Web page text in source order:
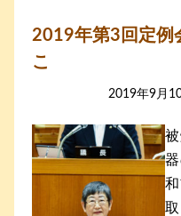
2019年第3回定例
こ
2019年9月